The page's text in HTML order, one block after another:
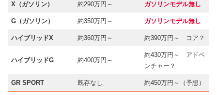
X（ガソリン） 約290万円～ ガソリンモデル無し
G（ガソリン） 約350万円～ ガソリンモデル無し
ハイブリッドX 約360万円～ 約390万円～ コア？
ハイブリッドG 約400万円～
約430万円～ アドベ
ンチャー？
GR SPORT 既存なし 約450万円～（予想）